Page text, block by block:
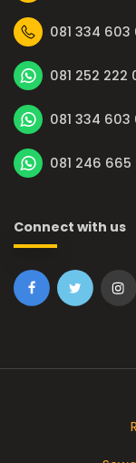
081 334 603
081 252 222
081 334 603
081 246 665
Connect with us